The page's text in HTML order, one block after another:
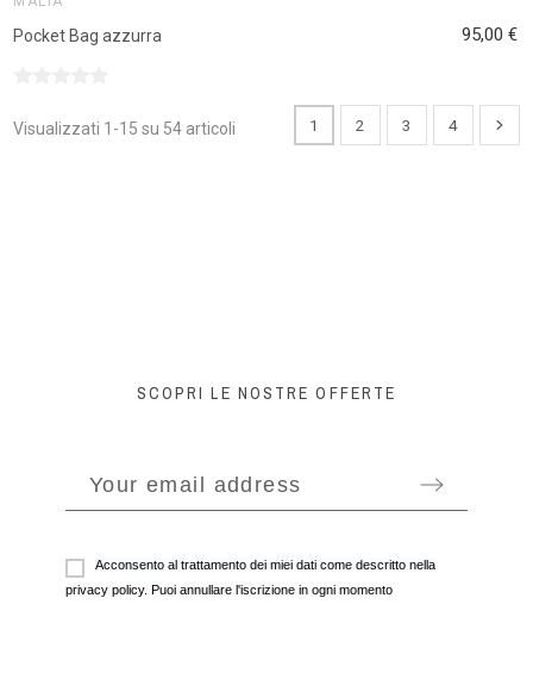
Pocket Bag azzurra 95,00 €
Visualizzati 1-15 su 54 articoli 1 2 3 4
SCOPRI LE NOSTRE OFFERTE
Acconsento al trattamento dei miei dati come descritto nella
privacy policy. Puoi annullare l'iscrizione in ogni momento